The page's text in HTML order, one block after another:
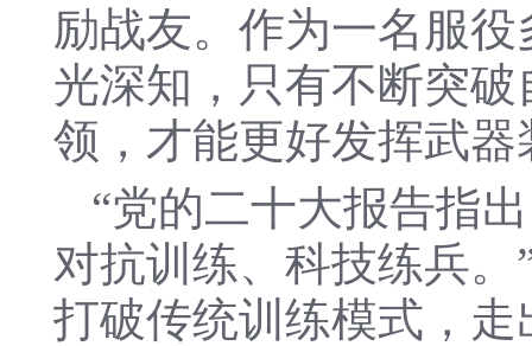
励战友。作为一名服
光深知，只有不断突
领，才能更好发挥武
“党的二十大报告指
对抗训练、科技练兵
打破传统训练模式，